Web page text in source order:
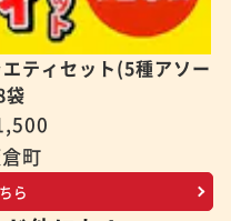
ティセット(5種アソー
袋
町
ら